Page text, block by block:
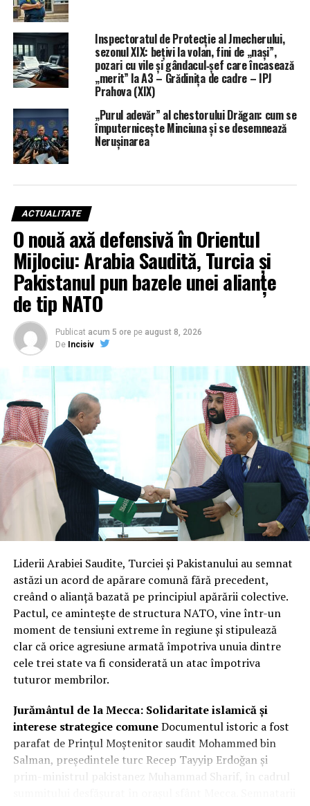
Inspectoratul de Protecție al Jmecherului,
sezonul XIX: bețivi la volan, fini de „nași”,
pozari cu vile și gândacul‑șef care încasează
„merit” la A3 – Grădinița de cadre – IPJ
Prahova (XIX)
„Purul adevăr” al chestorului Drăgan: cum se
împuternicește Minciuna și se desemnează
Nerușinarea
ACTUALITATE
O nouă axă defensivă în Orientul
Mijlociu: Arabia Saudită, Turcia și
Pakistanul pun bazele unei alianțe
de tip NATO
Publicat acum 5 ore pe august 8, 2026
De Incisiv
Liderii Arabiei Saudite, Turciei și Pakistanului au semnat
astăzi un acord de apărare comună fără precedent,
creând o alianță bazată pe principiul apărării colective.
Pactul, ce amintește de structura NATO, vine într-un
moment de tensiuni extreme în regiune și stipulează
clar că orice agresiune armată împotriva unuia dintre
cele trei state va fi considerată un atac împotriva
tuturor membrilor.
Jurământul de la Mecca: Solidaritate islamică și
interese strategice comuneDocumentul istoric a fost
parafat de Prințul Moștenitor saudit Mohammed bin
Salman, președintele turc Recep Tayyip Erdoğan și
prim-ministrul pakistanez Muhammad Sharif, în cadrul